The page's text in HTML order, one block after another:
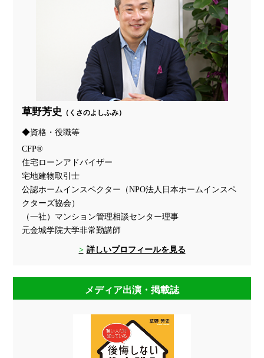
草野芳史 （くさのよしふみ）
資格・役職等
CFP®
住宅ローンアドバイザー
宅地建物取引士
公認ホームインスペクター（NPO法人日本ホームインスペ
クターズ協会）
（一社）マンション管理相談センター理事
元金城学院大学非常勤講師
詳しいプロフィールを見る
メディア出演・掲載誌